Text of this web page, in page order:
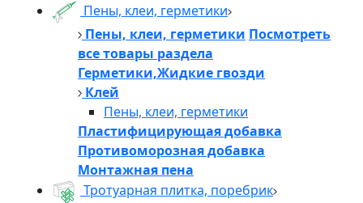
Пены, клеи, герметики
Пены, клеи, герметики Посмотреть
все товары раздела
Герметики,Жидкие гвозди
Клей
Пены, клеи, герметики
Пластифицирующая добавка
Противоморозная добавка
Монтажная пена
Тротуарная плитка, поребрик